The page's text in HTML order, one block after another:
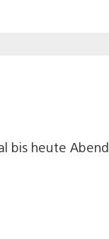
bis heute